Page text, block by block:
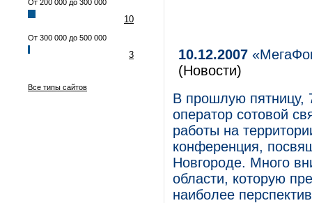
От 200 000 до 300 000
10
От 300 000 до 500 000
3
Все типы сайтов
10.12.2007
(Новости)
В прошлую пятницу,
оператор сотовой
работы на
конференция,
Новгороде. Много
области, которую
наиболее